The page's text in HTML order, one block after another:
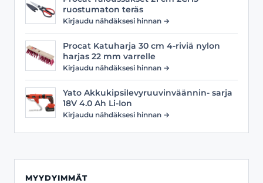
ruostumaton teräs
Kirjaudu nähdäksesi hinnan →
Procat Katuharja 30 cm 4-riviä nylon
harjas 22 mm varrelle
Kirjaudu nähdäksesi hinnan →
Yato Akkukipsilevyruuvinväännin- sarja
18V 4.0 Ah Li-Ion
Kirjaudu nähdäksesi hinnan →
MYYDYIMMÄT